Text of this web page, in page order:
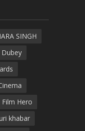
SINGH
Hero
khabar